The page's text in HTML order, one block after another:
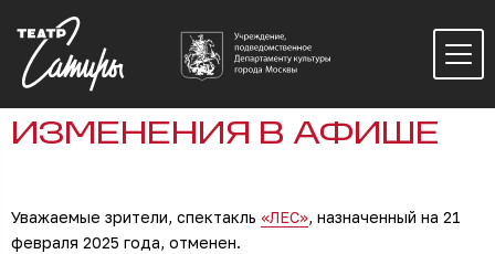
ИЗМЕНЕНИЯ В АФИШЕ
Уважаемые зрители, спектакль «ЛЕС», назначенный на 21
февраля 2025 года, отменен.